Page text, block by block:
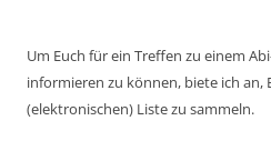
Um Euch für ein Treffen zu einem
informieren zu können, biete ich
(elektronischen) Liste zu sammeln.